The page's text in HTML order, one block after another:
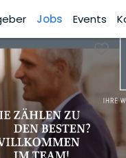
Jobs Events